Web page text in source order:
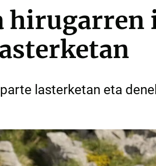
hirugarren
lasterketan eta